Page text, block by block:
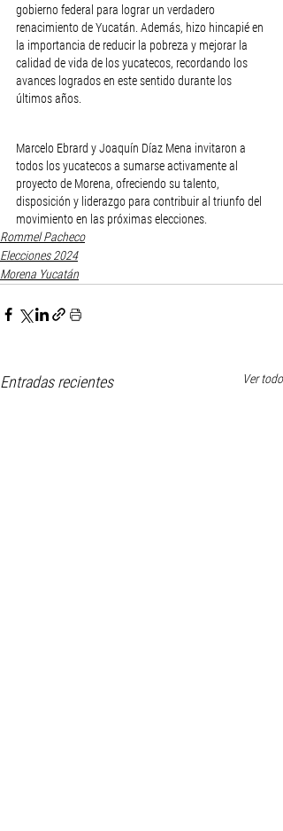
gobierno federal para lograr un verdadero
renacimiento de Yucatán. Además, hizo hincapié en
la importancia de reducir la pobreza y mejorar la
calidad de vida de los yucatecos, recordando los
avances logrados en este sentido durante los
últimos años.
Marcelo Ebrard y Joaquín Díaz Mena invitaron a
todos los yucatecos a sumarse activamente al
proyecto de Morena, ofreciendo su talento,
disposición y liderazgo para contribuir al triunfo del
movimiento en las próximas elecciones.
Rommel Pacheco
Elecciones 2024
Morena Yucatán
Entradas recientes Ver todo